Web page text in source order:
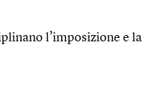
l’imposizione e la